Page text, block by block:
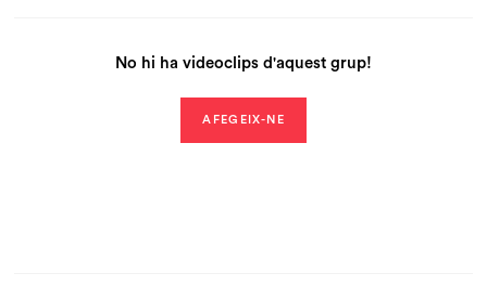
No hi ha videoclips d'aquest grup!
AFEGEIX-NE